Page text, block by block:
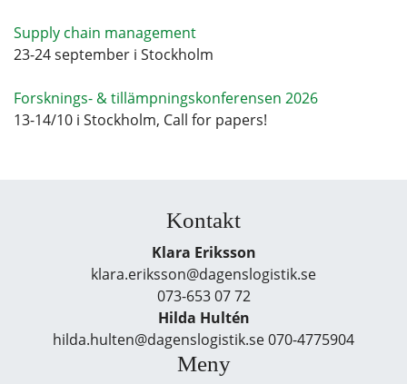
Supply chain management
23-24 september i Stockholm
Forsknings- & tillämpningskonferensen 2026
13-14/10 i Stockholm, Call for papers!
Kontakt
Klara Eriksson
klara.eriksson@dagenslogistik.se
073-653 07 72
Hilda Hultén
hilda.hulten@dagenslogistik.se 070-4775904
Meny